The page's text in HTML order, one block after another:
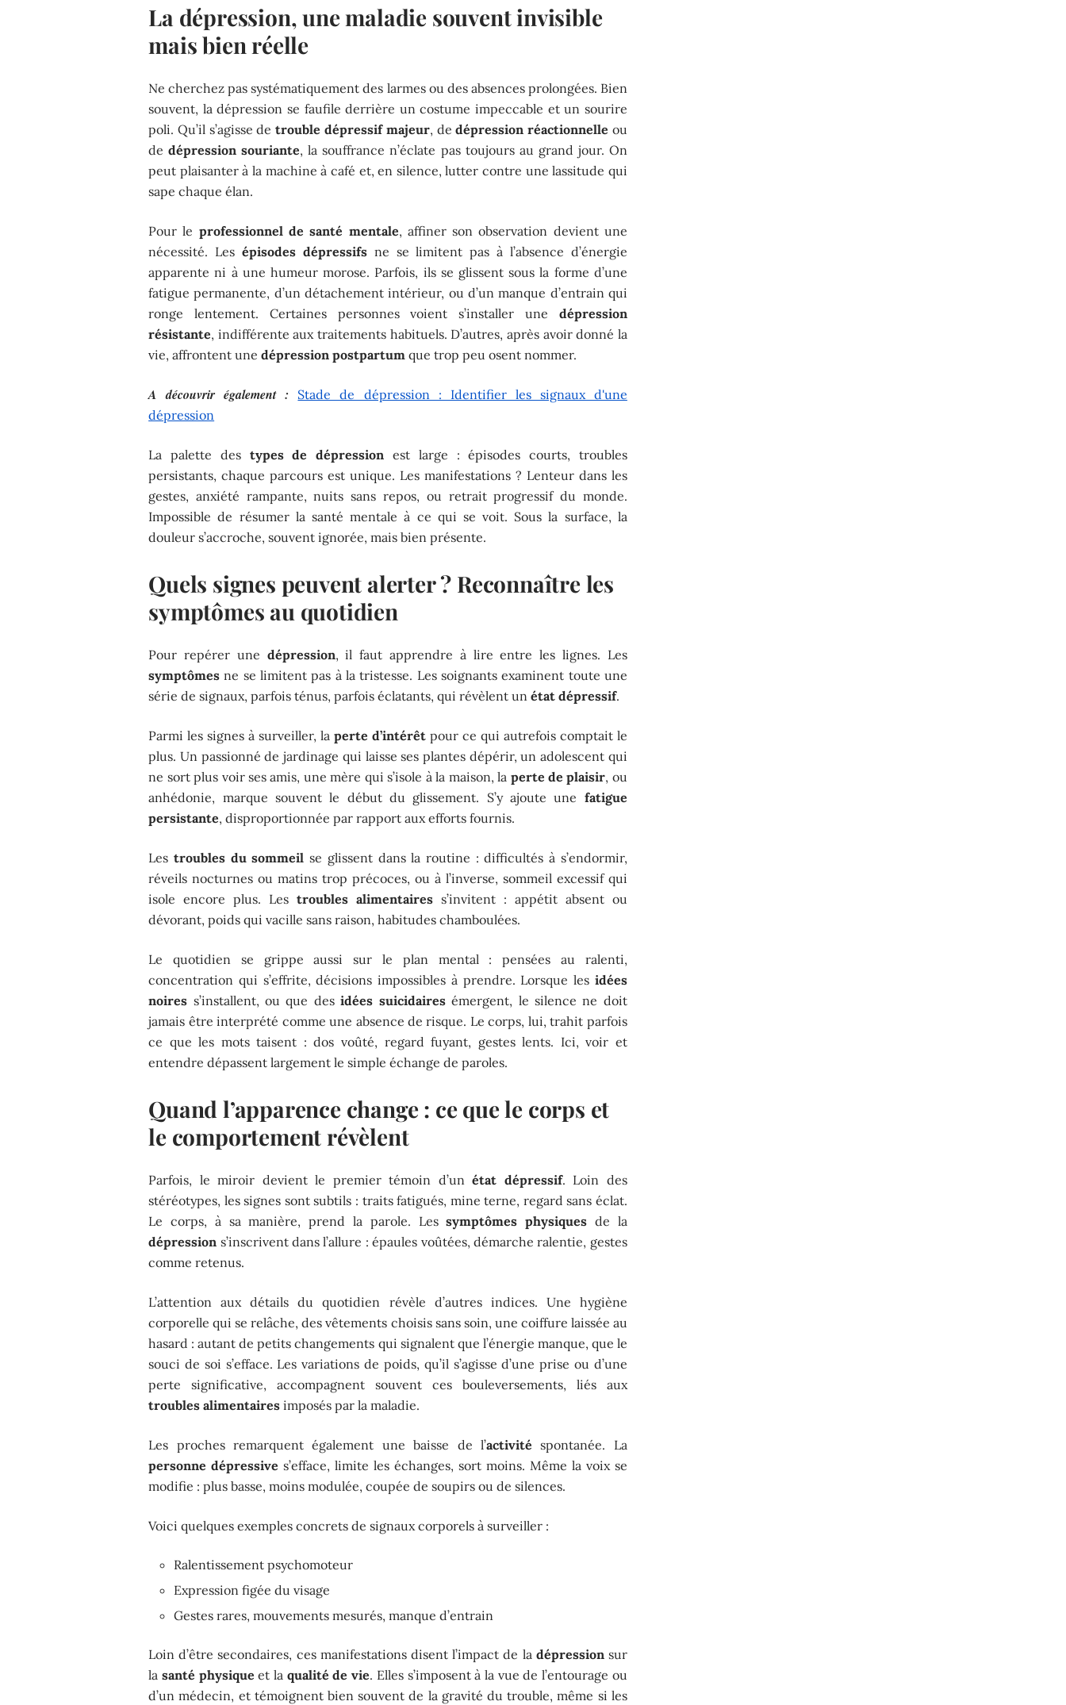
La dépression, une maladie souvent invisible
mais bien réelle
Ne cherchez pas systématiquement des larmes ou des absences prolongées. Bien
souvent, la dépression se faufile derrière un costume impeccable et un sourire
poli. Qu’il s’agisse detrouble dépressif majeur, dedépression réactionnelle ou
dedépression souriante, la souffrance n’éclate pas toujours au grand jour. On
peut plaisanter à la machine à café et, en silence, lutter contre une lassitude qui
sape chaque élan.
Pour le professionnel de santé mentale, affiner son observation devient une
nécessité. Les épisodes dépressifsne se limitent pas à l’absence d’énergie
apparente ni à une humeur morose. Parfois, ils se glissent sous la forme d’une
fatigue permanente, d’un détachement intérieur, ou d’un manque d’entrain qui
ronge lentement. Certaines personnes voient s’installer une dépression
résistante, indifférente aux traitements habituels. D’autres, après avoir donné la
vie, affrontent unedépression postpartum que trop peu osent nommer.
A découvrir également :
Stade de dépression : Identifier les signaux d'une
dépression
La palette des types de dépression est large : épisodes courts, troubles
persistants, chaque parcours est unique. Les manifestations ? Lenteur dans les
gestes, anxiété rampante, nuits sans repos, ou retrait progressif du monde.
Impossible de résumer la santé mentale à ce qui se voit. Sous la surface, la
douleur s’accroche, souvent ignorée, mais bien présente.
Quels signes peuvent alerter ? Reconnaître les
symptômes au quotidien
Pour repérer une dépression, il faut apprendre à lire entre les lignes. Les
symptômes ne se limitent pas à la tristesse. Les soignants examinent toute une
série de signaux, parfois ténus, parfois éclatants, qui révèlent unétat dépressif.
Parmi les signes à surveiller, laperte d’intérêt pour ce qui autrefois comptait le
plus. Un passionné de jardinage qui laisse ses plantes dépérir, un adolescent qui
ne sort plus voir ses amis, une mère qui s’isole à la maison, la perte de plaisir, ou
anhédonie, marque souvent le début du glissement. S’y ajoute une fatigue
persistante, disproportionnée par rapport aux efforts fournis.
Les troubles du sommeil se glissent dans la routine : difficultés à s’endormir,
réveils nocturnes ou matins trop précoces, ou à l’inverse, sommeil excessif qui
isole encore plus. Lestroubles alimentaires s’invitent : appétit absent ou
dévorant, poids qui vacille sans raison, habitudes chamboulées.
Le quotidien se grippe aussi sur le plan mental : pensées au ralenti,
concentration qui s’effrite, décisions impossibles à prendre. Lorsque les idées
noires s’installent, ou que desidées suicidairesémergent, le silence ne doit
jamais être interprété comme une absence de risque. Le corps, lui, trahit parfois
ce que les mots taisent : dos voûté, regard fuyant, gestes lents. Ici, voir et
entendre dépassent largement le simple échange de paroles.
Quand l’apparence change : ce que le corps et
le comportement révèlent
Parfois, le miroir devient le premier témoin d’unétat dépressif. Loin des
stéréotypes, les signes sont subtils : traits fatigués, mine terne, regard sans éclat.
Le corps, à sa manière, prend la parole. Lessymptômes physiques de la
dépression s’inscrivent dans l’allure : épaules voûtées, démarche ralentie, gestes
comme retenus.
L’attention aux détails du quotidien révèle d’autres indices. Une hygiène
corporelle qui se relâche, des vêtements choisis sans soin, une coiffure laissée au
hasard : autant de petits changements qui signalent que l’énergie manque, que le
souci de soi s’efface. Les variations de poids, qu’il s’agisse d’une prise ou d’une
perte significative, accompagnent souvent ces bouleversements, liés aux
troubles alimentaires imposés par la maladie.
Les proches remarquent également une baisse de l’activité spontanée. La
personne dépressive s’efface, limite les échanges, sort moins. Même la voix se
modifie : plus basse, moins modulée, coupée de soupirs ou de silences.
Voici quelques exemples concrets de signaux corporels à surveiller :
Ralentissement psychomoteur
Expression figée du visage
Gestes rares, mouvements mesurés, manque d’entrain
Loin d’être secondaires, ces manifestations disent l’impact de la dépressionsur
la santé physique et la qualité de vie. Elles s’imposent à la vue de l’entourage ou
d’un médecin, et témoignent bien souvent de la gravité du trouble, même si les